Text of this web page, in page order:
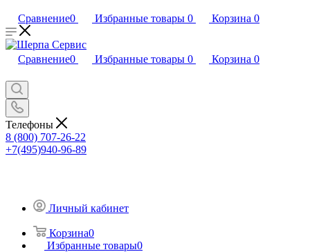
Сравнение0 Избранные товары 0 Корзина 0
Сравнение0 Избранные товары 0 Корзина 0
Телефоны
8 (800) 707-26-22
+7(495)940-96-89
Личный кабинет
Корзина0
Избранные товары0